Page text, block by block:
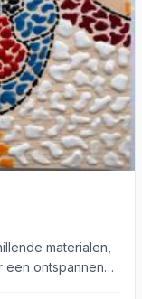
materialen,
een ontspannen